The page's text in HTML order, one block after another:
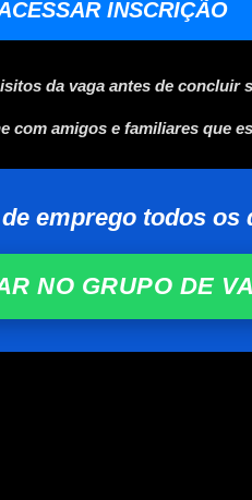
INSCRIÇÃO
da vaga antes de concluir
com amigos e familiares que
emprego todos os
NO GRUPO DE